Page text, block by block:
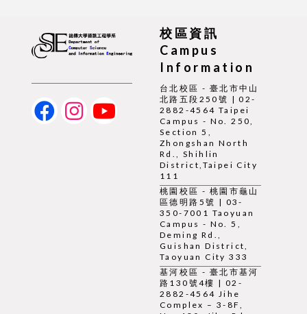
校區資訊
Campus
Information
台北校區 - 臺北市中山
北路五段250號 | 02-
2882-4564 Taipei
Campus - No. 250,
Section 5,
Zhongshan North
Rd., Shihlin
District,Taipei City
111
桃園校區 - 桃園市龜山
區德明路5號 | 03-
350-7001 Taoyuan
Campus - No. 5,
Deming Rd.,
Guishan District,
Taoyuan City 333
基河校區 - 臺北市基河
路130號4樓 | 02-
2882-4564 Jihe
Complex – 3-8F,